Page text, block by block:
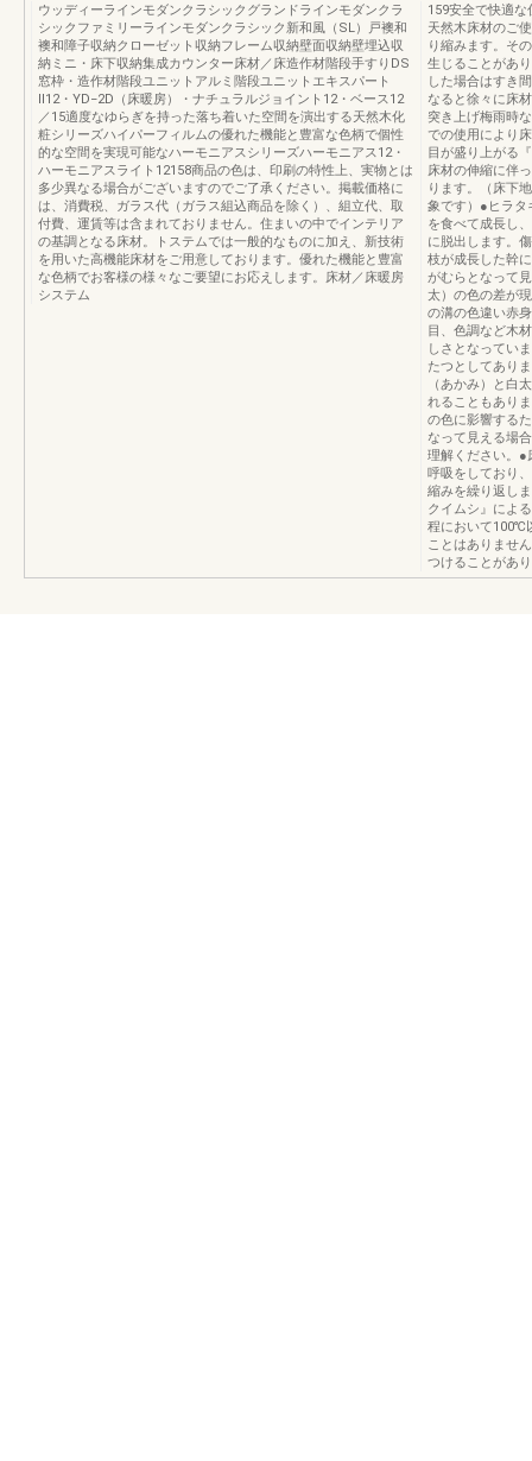
ウッディーラインモダンクラシックグランドラインモダンクラ
シックファミリーラインモダンクラシック新和風（SL）戸襖和
襖和障子収納クローゼット収納フレーム収納壁面収納壁埋込収
納ミニ・床下収納集成カウンター床材／床造作材階段手すりDS
窓枠・造作材階段ユニットアルミ階段ユニットエキスパート
Ⅱ12・YD−2D（床暖房）・ナチュラルジョイント12・ベース12
／15適度なゆらぎを持った落ち着いた空間を演出する天然木化
粧シリーズハイパーフィルムの優れた機能と豊富な色柄で個性
的な空間を実現可能なハーモニアスシリーズハーモニアス12・
ハーモニアスライト12158商品の色は、印刷の特性上、実物とは
多少異なる場合がございますのでご了承ください。掲載価格に
は、消費税、ガラス代（ガラス組込商品を除く）、組立代、取
付費、運賃等は含まれておりません。住まいの中でインテリア
の基調となる床材。トステムでは一般的なものに加え、新技術
を用いた高機能床材をご用意しております。優れた機能と豊富
な色柄でお客様の様々なご要望にお応えします。床材／床暖房
システム
159安全で快適
天然木床材のご
り縮みます。そ
生じることがあ
した場合はすき
なると徐々に床
突き上げ梅雨時
での使用により
目が盛り上がる
床材の伸縮に伴
ります。（床下
象です）●ヒラ
を食べて成長し
に脱出します。
枝が成長した幹
がむらとなって
太）の色の差が
の溝の色違い赤
目、色調など木
しさとなってい
たつとしてあり
（あかみ）と白
れることもあり
の色に影響する
なって見える場
理解ください。●
呼吸をしており
縮みを繰り返し
クイムシ』によ
程において100℃
ことはありませ
つけることがあ